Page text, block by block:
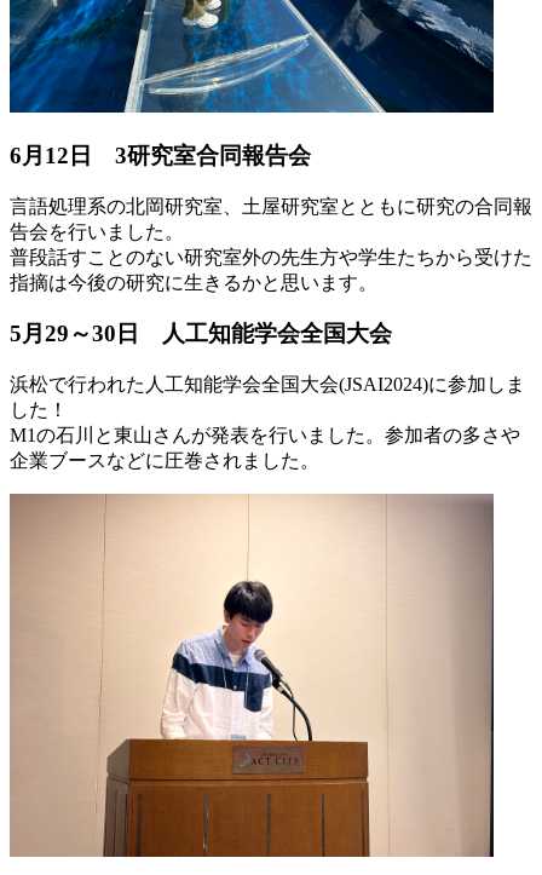
6月12日 3研究室合同報告会
言語処理系の北岡研究室、土屋研究室とともに研究の合同報
告会を行いました。
普段話すことのない研究室外の先生方や学生たちから受けた
指摘は今後の研究に生きるかと思います。
5月29～30日 人工知能学会全国大会
浜松で行われた人工知能学会全国大会(JSAI2024)に参加しま
した！
M1の石川と東山さんが発表を行いました。参加者の多さや
企業ブースなどに圧巻されました。